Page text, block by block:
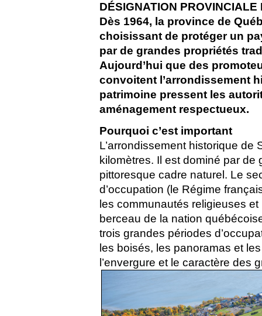
DÉSIGNATION
Dès 1964, la province de
choisissant de protéger un
par de grandes propriétés
Aujourd’hui que des
convoitent l’arrondissement
patrimoine pressent les
aménagement respectueux.
Pourquoi c’est important
L’arrondissement historique de
kilomètres. Il est dominé par
pittoresque cadre naturel. Le
d’occupation (le Régime
les communautés religieuses
berceau de la nation
trois grandes périodes
les boisés, les panoramas et
l’envergure et le caractère des